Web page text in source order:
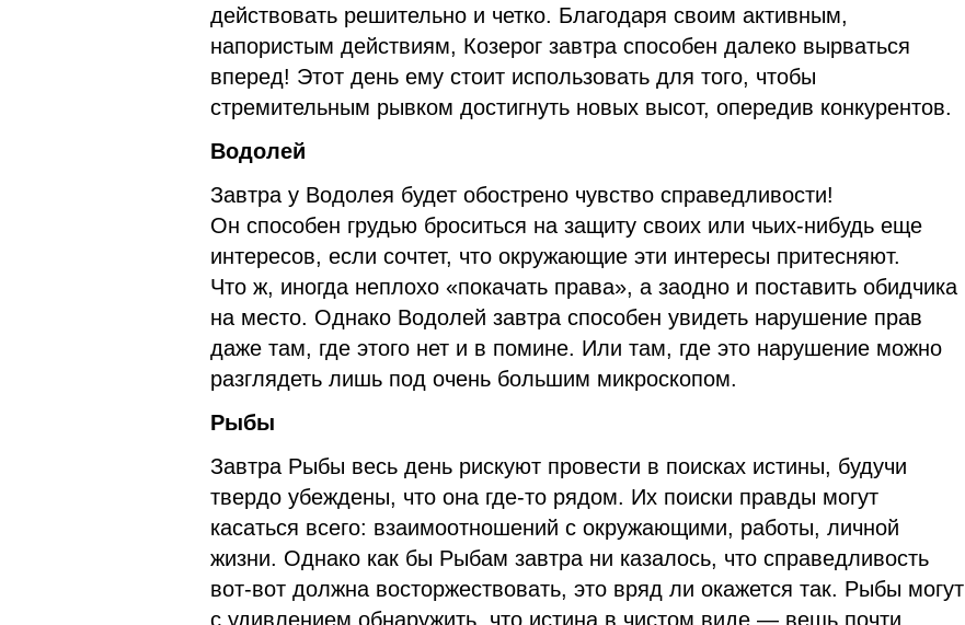
действовать решительно и четко. Благодаря своим активным,
напористым действиям, Козерог завтра способен далеко вырваться
вперед! Этот день ему стоит использовать для того, чтобы
стремительным рывком достигнуть новых высот, опередив конкурентов.
Водолей
Завтра у Водолея будет обострено чувство справедливости!
Он способен грудью броситься на защиту своих или чьих-нибудь еще
интересов, если сочтет, что окружающие эти интересы притесняют.
Что ж, иногда неплохо «покачать права», а заодно и поставить обидчика
на место. Однако Водолей завтра способен увидеть нарушение прав
даже там, где этого нет и в помине. Или там, где это нарушение можно
разглядеть лишь под очень большим микроскопом.
Рыбы
Завтра Рыбы весь день рискуют провести в поисках истины, будучи
твердо убеждены, что она где-то рядом. Их поиски правды могут
касаться всего: взаимоотношений с окружающими, работы, личной
жизни. Однако как бы Рыбам завтра ни казалось, что справедливость
вот-вот должна восторжествовать, это вряд ли окажется так. Рыбы могут
с удивлением обнаружить, что истина в чистом виде — вещь почти